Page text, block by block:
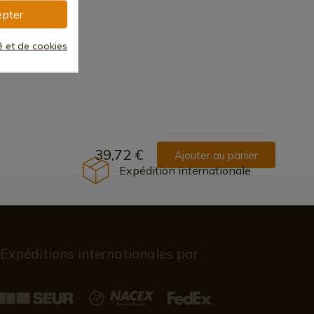
39,72 € Ajouter au panier
Expédition internationale
Expéditions internationales par
et de cookies